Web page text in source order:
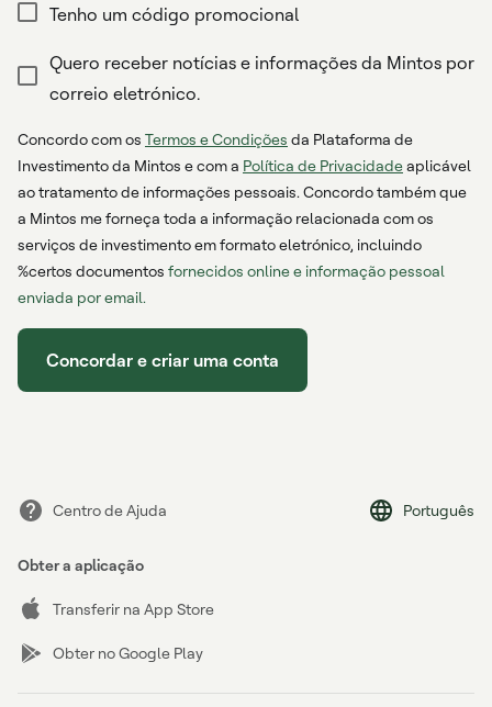
Tenho um código promocional
Quero receber notícias e informações da Mintos por
correio eletrónico.
Concordo com os Termos e Condições da Plataforma de
Investimento da Mintos e com a Política de Privacidadeaplicável
ao tratamento de informações pessoais. Concordo também que
a Mintos me forneça toda a informação relacionada com os
serviços de investimento em formato eletrónico, incluindo
%certos documentos fornecidos online e informação pessoal
enviada por email.
Concordar e criar uma conta
Centro de Ajuda Português
Obter a aplicação
Transferir na App Store
Obter no Google Play